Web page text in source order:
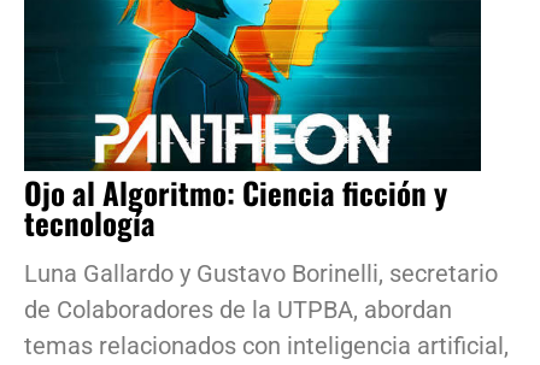
Ojo al Algoritmo: Ciencia ficción y
tecnología
Luna Gallardo y Gustavo Borinelli, secretario
de Colaboradores de la UTPBA, abordan
temas relacionados con inteligencia artificial,